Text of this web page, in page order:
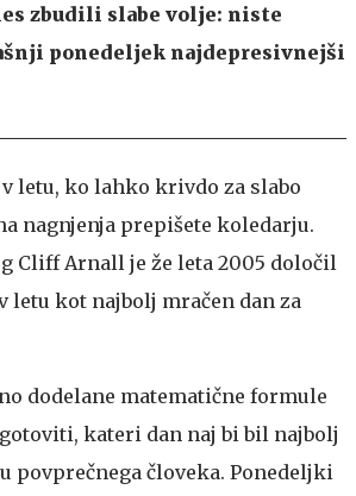
zbudili slabe volje: niste
ponedeljek najdepresivnejši
letu, ko lahko krivdo za slabo
nagnjenja prepišete koledarju.
Cliff Arnall je že leta 2005 določil
letu kot najbolj mračen dan za
dodelane matematične formule
kateri dan naj bi bil najbolj
povprečnega človeka. Ponedeljki